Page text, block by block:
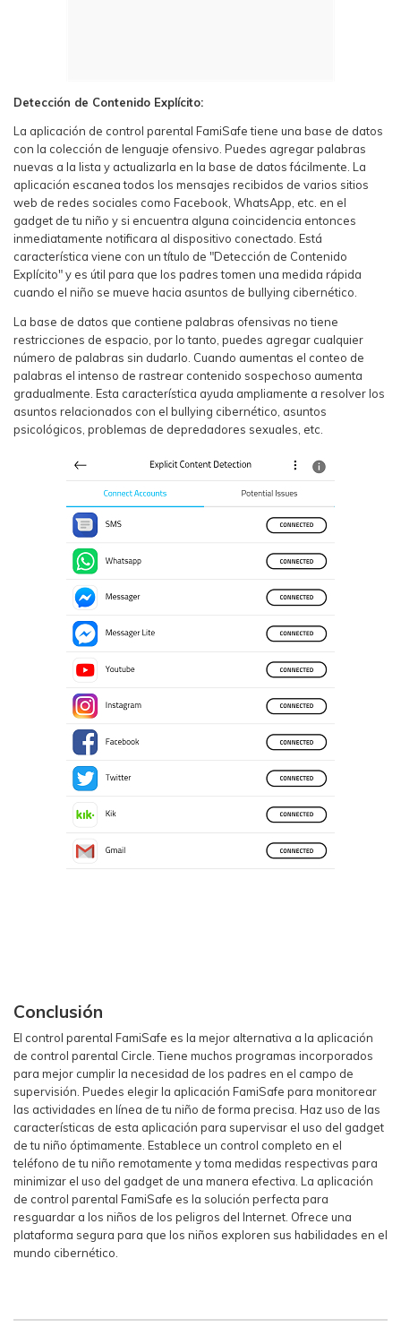
Detección de Contenido Explícito:
La aplicación de control parental FamiSafe tiene una base de datos
con la colección de lenguaje ofensivo. Puedes agregar palabras
nuevas a la lista y actualizarla en la base de datos fácilmente. La
aplicación escanea todos los mensajes recibidos de varios sitios
web de redes sociales como Facebook, WhatsApp, etc. en el
gadget de tu niño y si encuentra alguna coincidencia entonces
inmediatamente notificara al dispositivo conectado. Está
característica viene con un título de "Detección de Contenido
Explícito" y es útil para que los padres tomen una medida rápida
cuando el niño se mueve hacia asuntos de bullying cibernético.
La base de datos que contiene palabras ofensivas no tiene
restricciones de espacio, por lo tanto, puedes agregar cualquier
número de palabras sin dudarlo. Cuando aumentas el conteo de
palabras el intenso de rastrear contenido sospechoso aumenta
gradualmente. Esta característica ayuda ampliamente a resolver los
asuntos relacionados con el bullying cibernético, asuntos
psicológicos, problemas de depredadores sexuales, etc.
Conclusión
El control parental FamiSafe es la mejor alternativa a la aplicación
de control parental Circle. Tiene muchos programas incorporados
para mejor cumplir la necesidad de los padres en el campo de
supervisión. Puedes elegir la aplicación FamiSafe para monitorear
las actividades en línea de tu niño de forma precisa. Haz uso de las
características de esta aplicación para supervisar el uso del gadget
de tu niño óptimamente. Establece un control completo en el
teléfono de tu niño remotamente y toma medidas respectivas para
minimizar el uso del gadget de una manera efectiva. La aplicación
de control parental FamiSafe es la solución perfecta para
resguardar a los niños de los peligros del Internet. Ofrece una
plataforma segura para que los niños exploren sus habilidades en el
mundo cibernético.